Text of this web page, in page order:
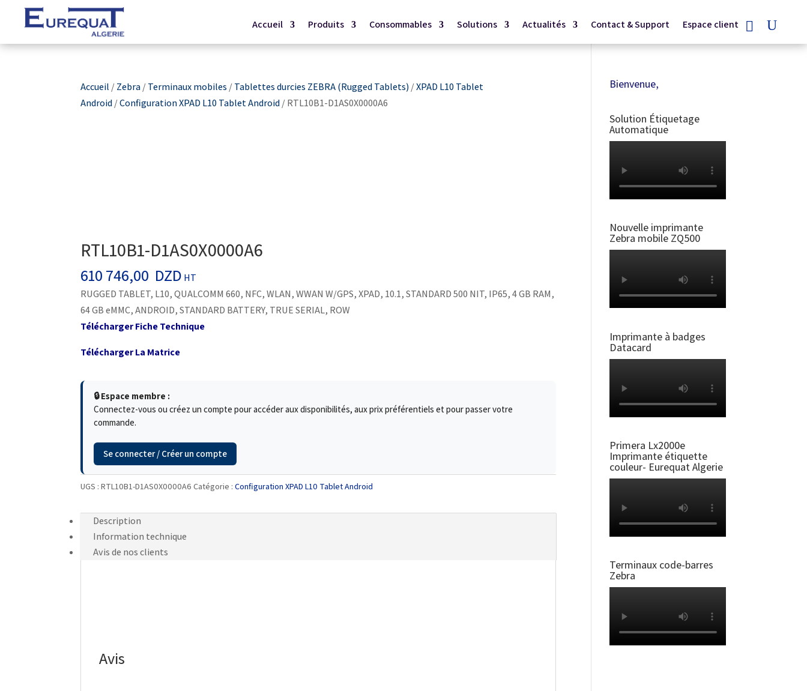
Accueil Produits Consommables Solutions Actualités Contact & Support Espace client
Accueil /Zebra/Terminaux mobiles /Tablettes durcies ZEBRA (Rugged Tablets)/XPAD L10 Tablet
Android/Configuration XPAD L10 Tablet Android/ RTL10B1-D1AS0X0000A6
RTL10B1-D1AS0X0000A6
610 746,00 DZD HT
RUGGED TABLET, L10, QUALCOMM 660, NFC, WLAN, WWAN W/GPS, XPAD, 10.1, STANDARD 500 NIT, IP65, 4 GB RAM,
64 GB eMMC, ANDROID, STANDARD BATTERY, TRUE SERIAL, ROW
Télécharger Fiche Technique
Télécharger La Matrice
🔒 Espace membre :
Connectez-vous ou créez un compte pour accéder aux disponibilités, aux prix préférentiels et pour passer votre
commande.
Se connecter / Créer un compte
UGS :RTL10B1-D1AS0X0000A6 Catégorie :Configuration XPAD L10 Tablet Android
Description
Information technique
Avis de nos clients
Avis
Bienvenue,
Solution Étiquetage
Automatique
Nouvelle imprimante
Zebra mobile ZQ500
Imprimante à badges
Datacard
Primera Lx2000e
Imprimante étiquette
couleur- Eurequat Algerie
Terminaux code-barres
Zebra